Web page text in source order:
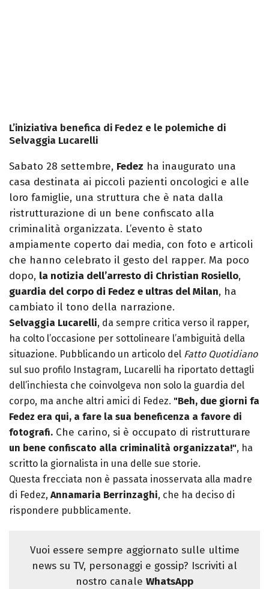
L’iniziativa benefica di Fedez e le polemiche di
Selvaggia Lucarelli
Sabato 28 settembre, Fedez ha inaugurato una
casa destinata ai piccoli pazienti oncologici e alle
loro famiglie, una struttura che è nata dalla
ristrutturazione di un bene confiscato alla
criminalità organizzata. L’evento è stato
ampiamente coperto dai media, con foto e articoli
che hanno celebrato il gesto del rapper. Ma poco
dopo, la notizia dell’arresto di Christian Rosiello,
guardia del corpo di Fedez e ultras del Milan, ha
cambiato il tono della narrazione.
Selvaggia Lucarelli, da sempre critica verso il rapper,
ha colto l’occasione per sottolineare l’ambiguità della
situazione. Pubblicando un articolo del Fatto Quotidiano
sul suo profilo Instagram, Lucarelli ha riportato dettagli
dell’inchiesta che coinvolgeva non solo la guardia del
corpo, ma anche altri amici di Fedez. "Beh, due giorni fa
Fedez era qui, a fare la sua beneficenza a favore di
fotografi. Che carino, si è occupato di ristrutturare
un bene confiscato alla criminalità organizzata!", ha
scritto la giornalista in una delle sue storie.
Questa frecciata non è passata inosservata alla madre
di Fedez, Annamaria Berrinzaghi, che ha deciso di
rispondere pubblicamente.
Vuoi essere sempre aggiornato sulle ultime
news su TV, personaggi e gossip? Iscriviti al
nostro canale WhatsApp